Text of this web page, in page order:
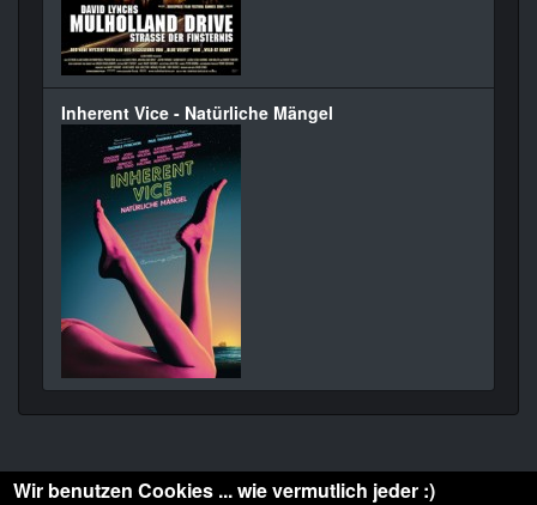
Inherent Vice - Natürliche Mängel
Wir benutzen Cookies ... wie vermutlich jeder :)